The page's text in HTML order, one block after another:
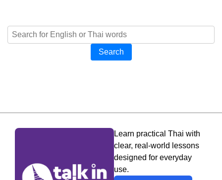
Search
Learn practical Thai with
clear, real-world lessons
designed for everyday
use.